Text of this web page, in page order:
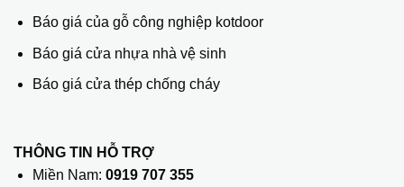
Báo giá của gỗ công nghiệp kotdoor
Báo giá cửa nhựa nhà vệ sinh
Báo giá cửa thép chống cháy
THÔNG TIN HỖ TRỢ
Miền Nam: 0919 707 355